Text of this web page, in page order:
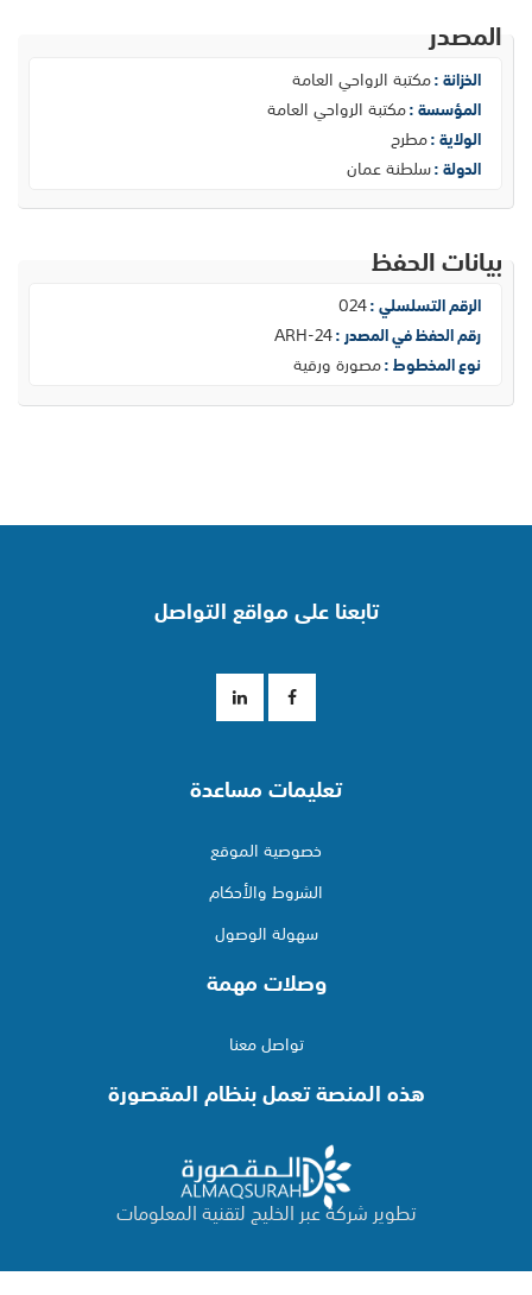
المصدر
الخزانة :مكتبة الرواحي العامة
المؤسسة :مكتبة الرواحي العامة
الولاية :مطرح
الدولة :سلطنة عمان
بيانات الحفظ
الرقم التسلسلي :024
رقم الحفظ في المصدر :ARH-24
نوع المخطوط :مصورة ورقية
تابعنا على مواقع التواصل
تعليمات مساعدة
خصوصية الموقع
الشروط والأحكام
سهولة الوصول
وصلات مهمة
تواصل معنا
هذه المنصة تعمل بنظام المقصورة
تطوير شركة عبر الخليج لتقنية المعلومات